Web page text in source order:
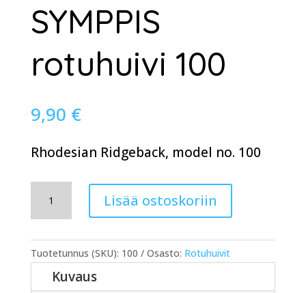
SYMPPIS
rotuhuivi 100
9,90 €
Rhodesian Ridgeback, model no. 100
rotuhuivi
määrä
Lisää ostoskoriin
Tuotetunnus (SKU): 100 Osasto: Rotuhuivit
Kuvaus